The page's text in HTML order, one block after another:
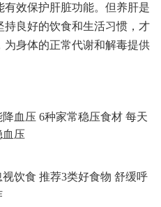
效保护肝脏功能。但养肝是
良好的饮食和生活习惯，才
身体的正常代谢和解毒提供
血压 6种家常稳压食材 每天
血压
饮食 推荐3类好食物 舒缓呼